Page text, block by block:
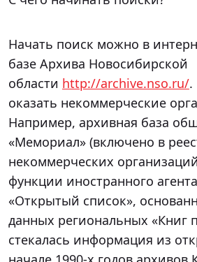
Начать поиск можно в
базе Архива Новосибирской
области http://archive.nso.ru/.
оказать некоммерческие
Например, архивная база
«Мемориал» (включено в
некоммерческих
функции иностранного
«Открытый список»,
данных региональных «Книг
стекалась информация из